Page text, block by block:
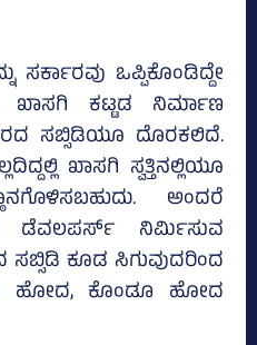
ಒಪ್ಪಿಕೊಂಡಿದ್ದೇ
ಖಾಸಗಿ ಕಟ್ಟಡ ನಿರ್ಮಾಣ
ಸಬ್ಸಿಡಿಯೂ ದೊರಕಲಿದೆ.
ಖಾಸಗಿ ಸ್ವತ್ತಿನಲ್ಲಿಯೂ
ಅಂದರೆ
ಡೆವಲಪರ್ಸ್‌ ನಿರ್ಮಿಸುವ
ಸಬ್ಸಿಡಿ ಕೂಡ ಸಿಗುವುದರಿಂದ
ಹೋದ, ಕೊಂಡೂ ಹೋದ